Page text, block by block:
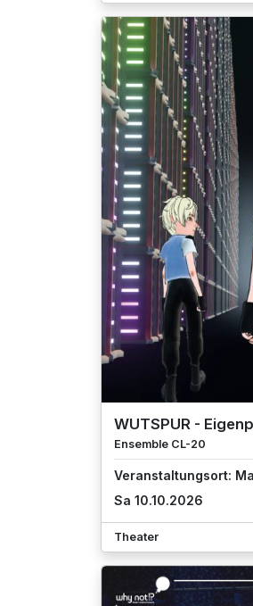
WUTSPUR -
Ensemble CL-20
Veranstaltungsort:
Sa 10.10.2026
Theater